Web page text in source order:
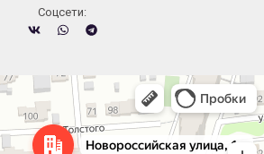
Cоцсети:
— Яндекс.Карты